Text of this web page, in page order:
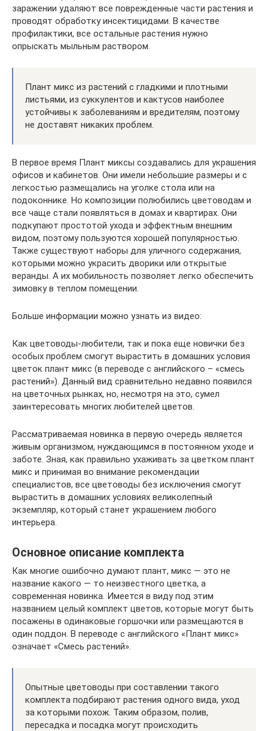
заражении удаляют все поврежденные части растения и
проводят обработку инсектицидами. В качестве
профилактики, все остальные растения нужно
опрыскать мыльным раствором.
Плант микс из растений с гладкими и плотными
листьями, из суккулентов и кактусов наиболее
устойчивы к заболеваниям и вредителям, поэтому
не доставят никаких проблем.
В первое время Плант миксы создавались для украшения
офисов и кабинетов. Они имели небольшие размеры и с
легкостью размещались на уголке стола или на
подоконнике. Но композиции полюбились цветоводам и
все чаще стали появляться в домах и квартирах. Они
подкупают простотой ухода и эффектным внешним
видом, поэтому пользуются хорошей популярностью.
Также существуют наборы для уличного содержания,
которыми можно украсить дворики или открытые
веранды. А их мобильность позволяет легко обеспечить
зимовку в теплом помещении.
Больше информации можно узнать из видео:
Как цветоводы-любители, так и пока еще новички без
особых проблем смогут вырастить в домашних условия
цветок плант микс (в переводе с английского – «смесь
растений»). Данный вид сравнительно недавно появился
на цветочных рынках, но, несмотря на это, сумел
заинтересовать многих любителей цветов.
Рассматриваемая новинка в первую очередь является
живым организмом, нуждающимся в постоянном уходе и
заботе. Зная, как правильно ухаживать за цветком плант
микс и принимая во внимание рекомендации
специалистов, все цветоводы без исключения смогут
вырастить в домашних условиях великолепный
экземпляр, который станет украшением любого
интерьера.
Основное описание комплекта
Как многие ошибочно думают плант, микс — это не
название какого — то неизвестного цветка, а
современная новинка. Имеется в виду под этим
названием целый комплект цветов, которые могут быть
посажены в одинаковые горшочки или размещаются в
один поддон. В переводе с английского «Плант микс»
означает «Смесь растений».
Опытные цветоводы при составлении такого
комплекта подбирают растения одного вида, уход
за которыми похож. Таким образом, полив,
пересадка и посадка могут происходить